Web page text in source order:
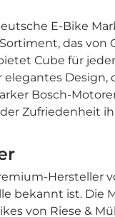
E-Bike
das von
Cube für
elegantes
Bosch-
Zufriedenheit
Hersteller
bekannt ist. Die
von Riese &